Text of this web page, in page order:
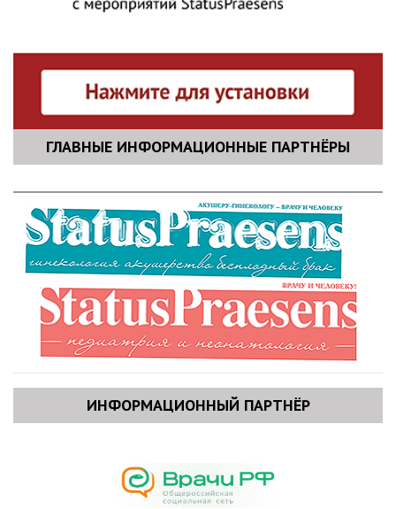
ГЛАВНЫЕ ИНФОРМАЦИОННЫЕ ПАРТНЁРЫ
ИНФОРМАЦИОННЫЙ ПАРТНЁР